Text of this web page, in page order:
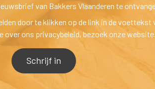
van Bakkers Vlaanderen te
door te klikken op de link in de voettekst
over ons privacybeleid, bezoek onze